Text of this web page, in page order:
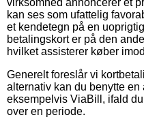
kan ses som ufattelig
et kendetegn på en
betalingskort er på den
hvilket assisterer køber
Generelt foreslår vi
alternativ kan du benytte
eksempelvis ViaBill, ifald
over en periode.